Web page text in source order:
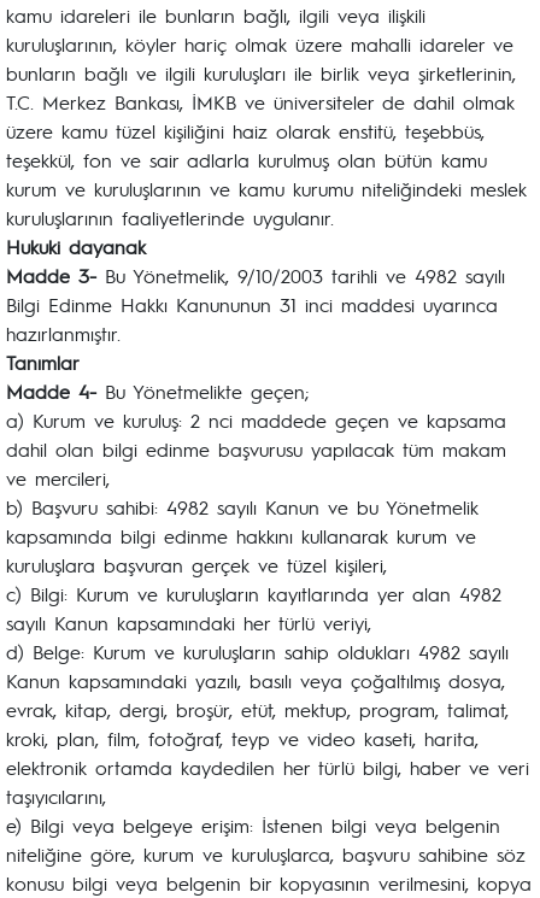
kamu idareleri ile bunların bağlı, ilgili veya ilişkili
kuruluşlarının, köyler hariç olmak üzere mahalli idareler ve
bunların bağlı ve ilgili kuruluşları ile birlik veya şirketlerinin,
T.C. Merkez Bankası, İMKB ve üniversiteler de dahil olmak
üzere kamu tüzel kişiliğini haiz olarak enstitü, teşebbüs,
teşekkül, fon ve sair adlarla kurulmuş olan bütün kamu
kurum ve kuruluşlarının ve kamu kurumu niteliğindeki meslek
kuruluşlarının faaliyetlerinde uygulanır.
Hukuki dayanak
Madde 3- Bu Yönetmelik, 9/10/2003 tarihli ve 4982 sayılı
Bilgi Edinme Hakkı Kanununun 31 inci maddesi uyarınca
hazırlanmıştır.
Tanımlar
Madde 4- Bu Yönetmelikte geçen;
a) Kurum ve kuruluş: 2 nci maddede geçen ve kapsama
dahil olan bilgi edinme başvurusu yapılacak tüm makam
ve mercileri,
b) Başvuru sahibi: 4982 sayılı Kanun ve bu Yönetmelik
kapsamında bilgi edinme hakkını kullanarak kurum ve
kuruluşlara başvuran gerçek ve tüzel kişileri,
c) Bilgi: Kurum ve kuruluşların kayıtlarında yer alan 4982
sayılı Kanun kapsamındaki her türlü veriyi,
d) Belge: Kurum ve kuruluşların sahip oldukları 4982 sayılı
Kanun kapsamındaki yazılı, basılı veya çoğaltılmış dosya,
evrak, kitap, dergi, broşür, etüt, mektup, program, talimat,
kroki, plan, film, fotoğraf, teyp ve video kaseti, harita,
elektronik ortamda kaydedilen her türlü bilgi, haber ve veri
taşıyıcılarını,
e) Bilgi veya belgeye erişim: İstenen bilgi veya belgenin
niteliğine göre, kurum ve kuruluşlarca, başvuru sahibine söz
konusu bilgi veya belgenin bir kopyasının verilmesini, kopya